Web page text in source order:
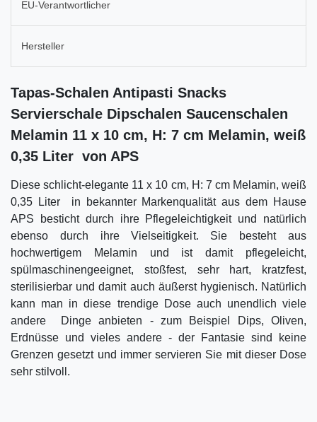
EU-Verantwortlicher
Hersteller
Tapas-Schalen Antipasti Snacks
Servierschale Dipschalen Saucenschalen
Melamin 11 x 10 cm, H: 7 cm Melamin, weiß
0,35 Liter von APS
Diese schlicht-elegante 11 x 10 cm, H: 7 cm Melamin, weiß
0,35 Liter in bekannter Markenqualität aus dem Hause
APS besticht durch ihre Pflegeleichtigkeit und natürlich
ebenso durch ihre Vielseitigkeit. Sie besteht aus
hochwertigem Melamin und ist damit pflegeleicht,
spülmaschinengeeignet, stoßfest, sehr hart, kratzfest,
sterilisierbar und damit auch äußerst hygienisch. Natürlich
kann man in diese trendige Dose auch unendlich viele
andere Dinge anbieten - zum Beispiel Dips, Oliven,
Erdnüsse und vieles andere - der Fantasie sind keine
Grenzen gesetzt und immer servieren Sie mit dieser Dose
sehr stilvoll.